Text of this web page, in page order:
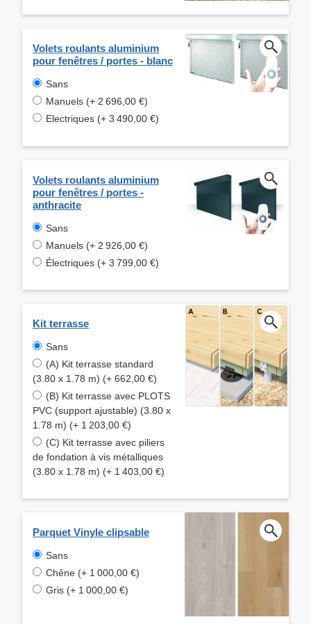
Volets roulants aluminium
pour fenêtres / portes - blanc
Sans
Manuels (+ 2 696,00 €)
Electriques (+ 3 490,00 €)
Volets roulants aluminium
pour fenêtres / portes -
anthracite
Sans
Manuels (+ 2 926,00 €)
Électriques (+ 3 799,00 €)
Kit terrasse
Sans
(A) Kit terrasse standard
(3.80 x 1.78 m) (+ 662,00 €)
(B) Kit terrasse avec PLOTS
PVC (support ajustable) (3.80 x
1.78 m) (+ 1 203,00 €)
(C) Kit terrasse avec piliers
de fondation à vis métalliques
(3.80 x 1.78 m) (+ 1 403,00 €)
Parquet Vinyle clipsable
Sans
Chêne (+ 1 000,00 €)
Gris (+ 1 000,00 €)